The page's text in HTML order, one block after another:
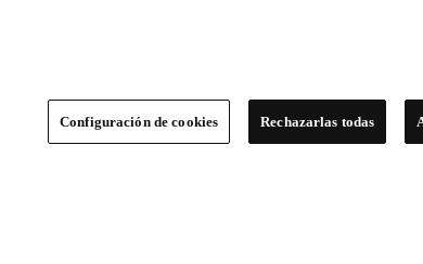
Configuración de cookies Rechazarlas todas